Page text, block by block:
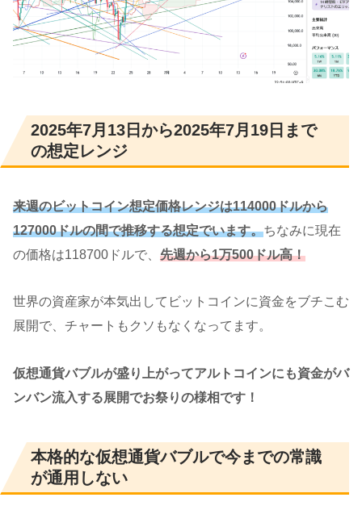
2025年7月13日から2025年7月19日まで
の想定レンジ
来週のビットコイン想定価格レンジは114000ドルから
127000ドルの間で推移する想定でいます。ちなみに現在
の価格は118700ドルで、 先週から1万500ドル高！
世界の資産家が本気出してビットコインに資金をブチこむ
展開で、チャートもクソもなくなってます。
仮想通貨バブルが盛り上がってアルトコインにも資金がバ
ンバン流入する展開でお祭りの様相です！
本格的な仮想通貨バブルで今までの常識
が通用しない